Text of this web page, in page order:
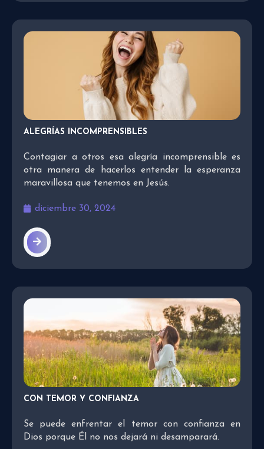
ALEGRÍAS INCOMPRENSIBLES
Contagiar a otros esa alegría incomprensible es
otra manera de hacerlos entender la esperanza
maravillosa que tenemos en Jesús.
diciembre 30, 2024
CON TEMOR Y CONFIANZA
Se puede enfrentar el temor con confianza en
Dios porque Él no nos dejará ni desamparará.